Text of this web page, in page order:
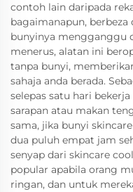
contoh lain daripada
bagaimanapun,
bunyinya mengganggu
menerus, alatan ini
tanpa bunyi,
sahaja anda berada.
selepas satu hari
sarapan atau makan
sama, jika bunyi
dua puluh empat jam
senyap dari skincare
popular apabila orang
ringan, dan untuk